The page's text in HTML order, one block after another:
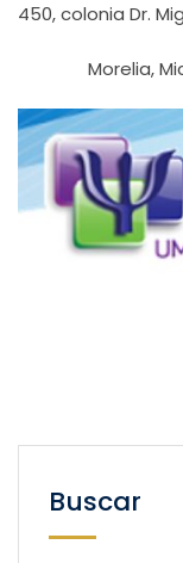
450, colonia Dr.
Morelia,
Buscar